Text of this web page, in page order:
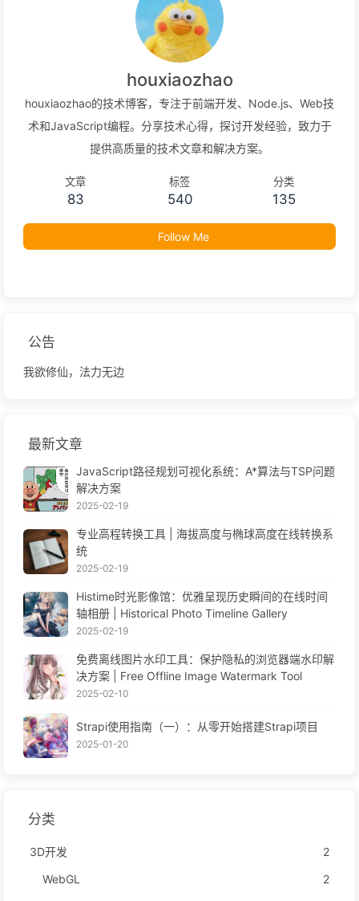
houxiaozhao
houxiaozhao的技术博客，专注于前端开发、Node.js、Web技
术和JavaScript编程。分享技术心得，探讨开发经验，致力于
提供高质量的技术文章和解决方案。
文章
83
标签
540
分类
135
Follow Me
公告
我欲修仙，法力无边
最新文章
JavaScript路径规划可视化系统：A*算法与TSP问题
解决方案
2025-02-19
专业高程转换工具 | 海拔高度与椭球高度在线转换系
统
2025-02-19
Histime时光影像馆：优雅呈现历史瞬间的在线时间
轴相册 | Historical Photo Timeline Gallery
2025-02-19
免费离线图片水印工具：保护隐私的浏览器端水印解
决方案 | Free Offline Image Watermark Tool
2025-02-10
Strapi使用指南（一）：从零开始搭建Strapi项目
2025-01-20
分类
3D开发
2
WebGL
2